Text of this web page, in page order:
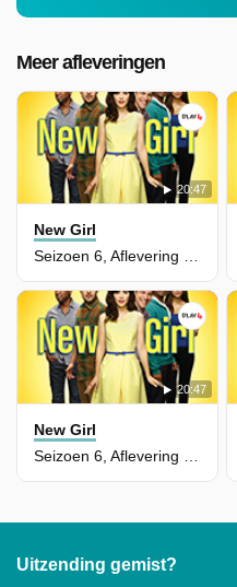
Meer afleveringen
20:47
New Girl
Seizoen 6, Aflevering 10 - Christmas Eve Eve
20:47
New Girl
Uitzending gemist?